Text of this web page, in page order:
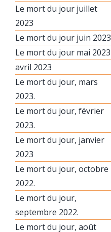
Le mort du jour juillet
2023
Le mort du jour juin 2023
Le mort du jour mai 2023
avril 2023
Le mort du jour, mars
2023.
Le mort du jour, février
2023.
Le mort du jour, janvier
2023
Le mort du jour, octobre
2022.
Le mort du jour,
septembre 2022.
Le mort du jour, août